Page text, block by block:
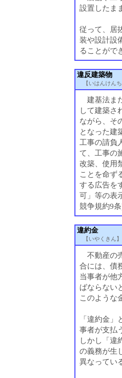
設置したま
従って、居
装や設計設
ることがで
違反建築物
【いはんけん
建基法ま
して建築さ
ながら、そ
となった建
工事の請負
て、工事の
改築、使用
ことを命ず
する広告を
可」等の表
競争規約9
違約金
【いやくきん】
不動産の
合には、債
当事者が他
ばならない
このような
「違約金
事者が支払
しかし「違
の義務が生
異なってい